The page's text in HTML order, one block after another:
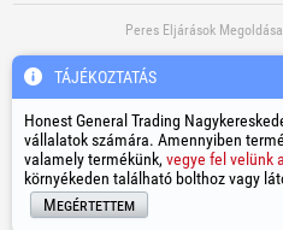
Peres Eljárások Megoldása
További Hasznos Linkek
TÁJÉKOZTATÁS
Honest General Trading
vállalatok számára. Amennyiben
valamely termékünk, vegye fel velünk
környékeden található bolthoz vagy
Megértettem